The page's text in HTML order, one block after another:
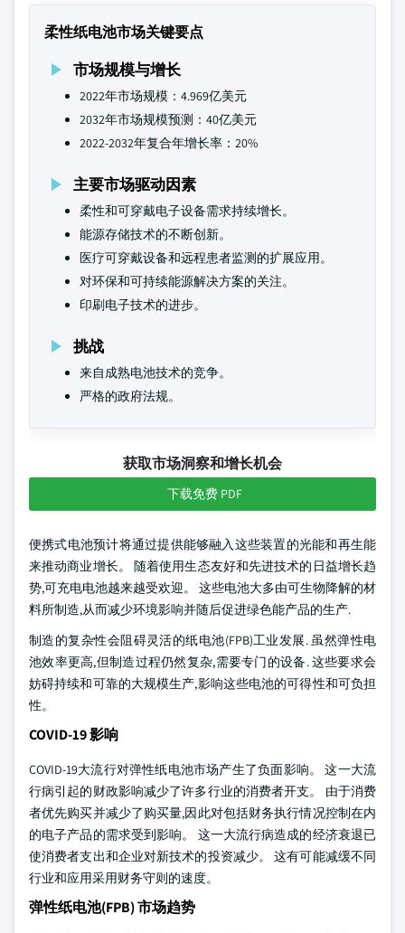
柔性纸电池市场关键要点
市场规模与增长
2022年市场规模：4.969亿美元
2032年市场规模预测：40亿美元
2022-2032年复合年增长率：20%
主要市场驱动因素
柔性和可穿戴电子设备需求持续增长。
能源存储技术的不断创新。
医疗可穿戴设备和远程患者监测的扩展应用。
对环保和可持续能源解决方案的关注。
印刷电子技术的进步。
挑战
来自成熟电池技术的竞争。
严格的政府法规。
获取市场洞察和增长机会
下载免费 PDF
便携式电池预计将通过提供能够融入这些装置的光能和再生能
来推动商业增长。 随着使用生态友好和先进技术的日益增长趋
势,可充电电池越来越受欢迎。 这些电池大多由可生物降解的材
料所制造,从而减少环境影响并随后促进绿色能产品的生产.
制造的复杂性会阻碍灵活的纸电池(FPB)工业发展. 虽然弹性电
池效率更高,但制造过程仍然复杂,需要专门的设备. 这些要求会
妨碍持续和可靠的大规模生产,影响这些电池的可得性和可负担
性。
COVID-19 影响
COVID-19大流行对弹性纸电池市场产生了负面影响。 这一大流
行病引起的财政影响减少了许多行业的消费者开支。 由于消费
者优先购买并减少了购买量,因此对包括财务执行情况控制在内
的电子产品的需求受到影响。 这一大流行病造成的经济衰退已
使消费者支出和企业对新技术的投资减少。 这有可能减缓不同
行业和应用采用财务守则的速度。
弹性纸电池(FPB) 市场趋势